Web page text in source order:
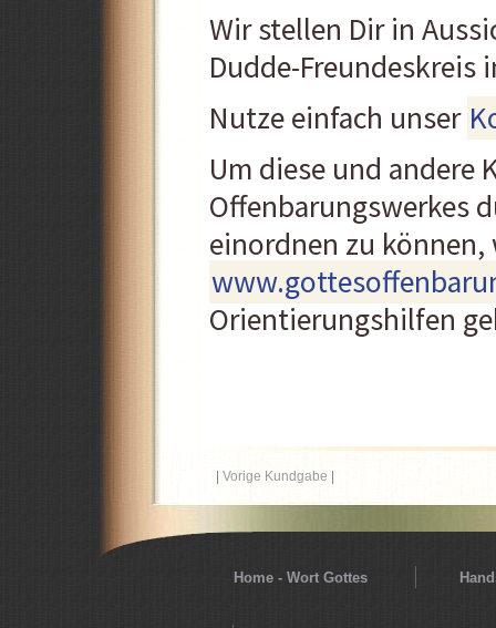
Wir stellen Dir in
Dudde-
Nutze einfach unser
Um diese und andere
Offenbarungswerkes
einordnen zu können,
Orientierungshilfen
Vorige Kundgabe
Home - Wort Gottes